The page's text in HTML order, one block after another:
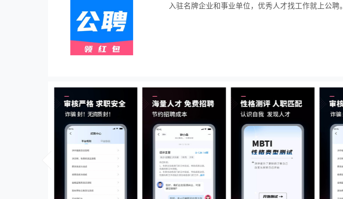
入驻名牌企业和事业单位，优秀人才找工作就上公聘。